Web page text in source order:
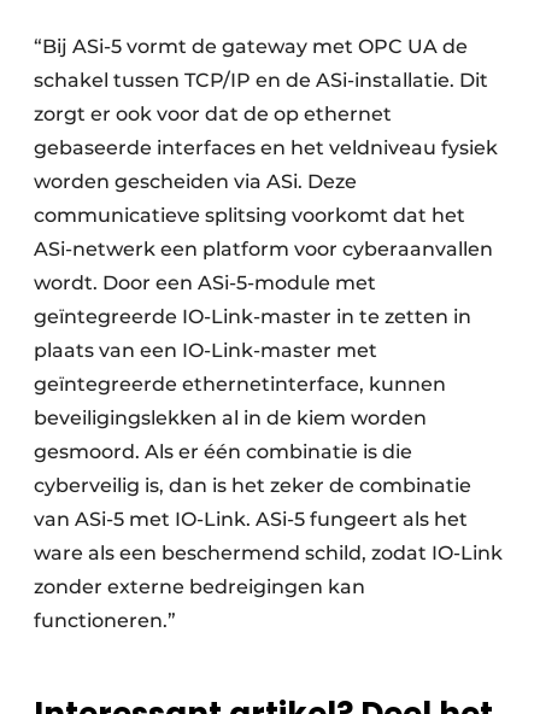
“Bij ASi-5 vormt de gateway met OPC UA de
schakel tussen TCP/IP en de ASi-installatie. Dit
zorgt er ook voor dat de op ethernet
gebaseerde interfaces en het veldniveau fysiek
worden gescheiden via ASi. Deze
communicatieve splitsing voorkomt dat het
ASi-netwerk een platform voor cyberaanvallen
wordt. Door een ASi-5-module met
geïntegreerde IO-Link-master in te zetten in
plaats van een IO-Link-master met
geïntegreerde ethernetinterface, kunnen
beveiligingslekken al in de kiem worden
gesmoord. Als er één combinatie is die
cyberveilig is, dan is het zeker de combinatie
van ASi-5 met IO-Link. ASi-5 fungeert als het
ware als een beschermend schild, zodat IO-Link
zonder externe bedreigingen kan
functioneren.”